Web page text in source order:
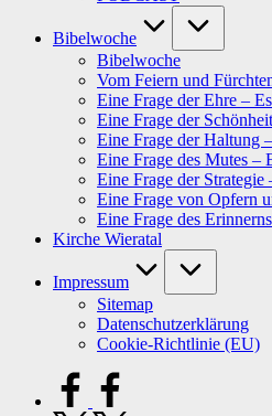
Bibelwoche
Bibelwoche
Vom Feiern und
Eine Frage der Ehre –
Eine Frage der
Eine Frage der Haltung
Eine Frage des Mutes –
Eine Frage der Strategie
Eine Frage von Opfern
Eine Frage des
Kirche Wieratal
Impressum
Sitemap
Datenschutzerklärung
Cookie-Richtlinie (EU)
facebook.com